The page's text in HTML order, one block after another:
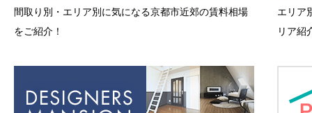
間取り別・エリア別に気になる京都市近郊の賃料相場
をご紹介！
エリア
リア紹